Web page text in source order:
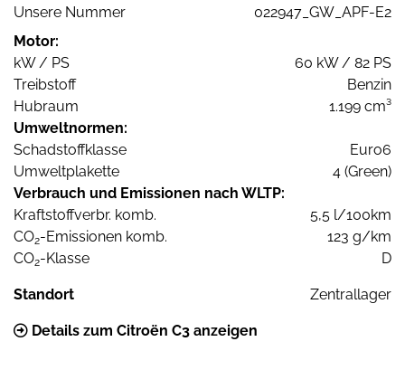
Unsere Nummer
022947_GW_APF-E2
Motor:
kW / PS
60 kW / 82 PS
Treibstoff
Benzin
Hubraum
1.199 cm³
Umweltnormen:
Schadstoffklasse
Euro6
Umweltplakette
4 (Green)
Verbrauch und Emissionen nach WLTP:
Kraftstoffverbr. komb.
5,5 l/100km
CO2-Emissionen komb.
123 g/km
CO2-Klasse D
Standort Zentrallager
Details zum Citroën C3 anzeigen